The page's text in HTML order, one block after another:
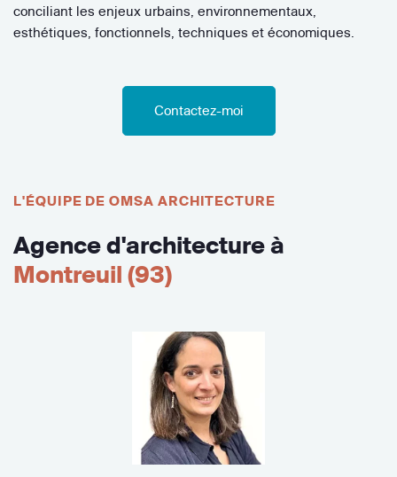
conciliant les enjeux urbains, environnementaux,
esthétiques, fonctionnels, techniques et économiques.
Contactez-moi
L'ÉQUIPE DE OMSA ARCHITECTURE
Agence d'architecture à
Montreuil (93)